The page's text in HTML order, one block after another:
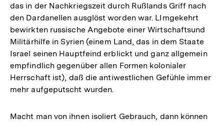
das in der Nachkriegszeit durch Rußlands Griff nach
den Dardanellen ausglöst worden war. LImgekehrt
bewirkten russische Angebote einer Wirtschaftsund
Militärhilfe in Syrien (einem Land, das in dem Staate
Israel seinen Hauptfeind erblickt und ganz allgemein
empfindlich gegenüber allen Formen kolonialer
Herrschaft ist), daß die antiwestlichen Gefühle immer
mehr aufgeputscht wurden.
Macht man von ihnen isoliert Gebrauch, dann können